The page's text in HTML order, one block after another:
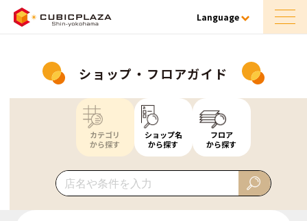
Language
ショップ・フロアガイド
カテゴリ
から探す
ショップ名
から探す
フロア
から探す